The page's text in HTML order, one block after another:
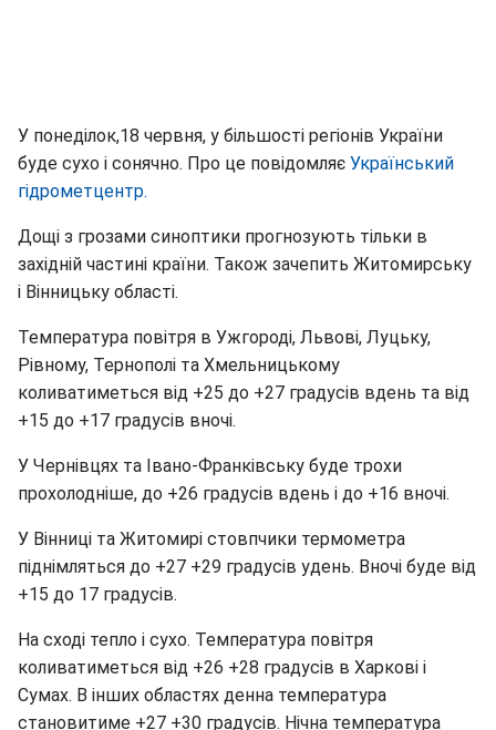
У понеділок,18 червня, у більшості регіонів України
буде сухо і сонячно. Про це повідомляє Український
гідрометцентр.
Дощі з грозами синоптики прогнозують тільки в
західній частині країни. Також зачепить Житомирську
і Вінницьку області.
Температура повітря в Ужгороді, Львові, Луцьку,
Рівному, Тернополі та Хмельницькому
коливатиметься від +25 до +27 градусів вдень та від
+15 до +17 градусів вночі.
У Чернівцях та Івано-Франківську буде трохи
прохолодніше, до +26 градусів вдень і до +16 вночі.
У Вінниці та Житомирі стовпчики термометра
піднімляться до +27 +29 градусів удень. Вночі буде від
+15 до 17 градусів.
На сході тепло і сухо. Температура повітря
коливатиметься від +26 +28 градусів в Харкові і
Сумах. В інших областях денна температура
становитиме +27 +30 градусів. Нічна температура